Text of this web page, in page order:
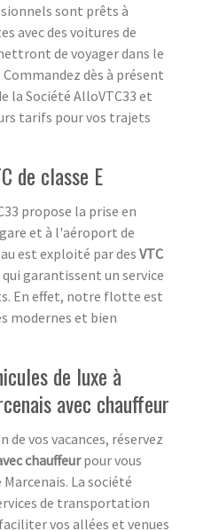
sont prêts à
avec des voitures de
de voyager dans le
dès à présent
la Société AlloVTC33 et
tarifs pour vos trajets
de classe E
propose la prise en
et à l'aéroport de
est exploité par des VTC
garantissent un service
En effet, notre flotte est
modernes et bien
de luxe à
avec chauffeur
vos vacances, réservez
chauffeurpour vous
La société
de transportation
vos allées et venues